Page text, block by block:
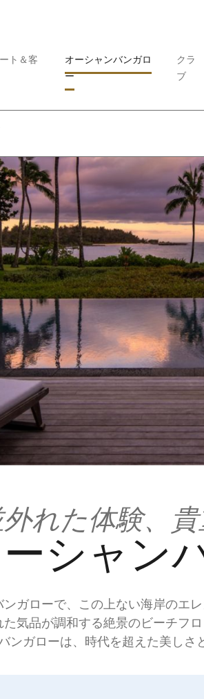
ト＆客
オーシャンバンガロ
ー
クラ
ブ
外れた体験、
シャン
ガローで、この上ない海岸のエ
気品が調和する絶景のビーチフ
ンガローは、時代を超えた美しさ